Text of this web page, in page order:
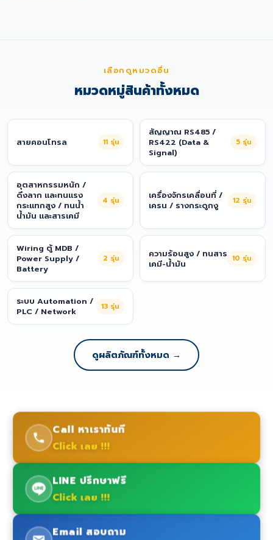
เลือกดูหมวดอื่น
หมวดหมู่สินค้าทั้งหมด
สายคอนโทรล 11 รุ่น
สัญญาณ RS485 /
RS422 (Data &
Signal)
5 รุ่น
อุตสาหกรรมหนัก /
ดึงลาก และทนแรง
กระแทกสูง / ทนน้ำ
น้ำมัน และสารเคมี
4 รุ่น
เครื่องจักรเคลื่อนที่ /
เครน / รางกระดูกงู
12 รุ่น
Wiring ตู้ MDB /
Power Supply /
Battery
2 รุ่น
ความร้อนสูง / ทนสาร
เคมี-น้ำมัน
10 รุ่น
ระบบ Automation /
PLC / Network
13 รุ่น
ดูผลิตภัณฑ์ทั้งหมด →
Call หาเราทันที
Click เลย !!!
LINE ปรึกษาฟรี
Click เลย !!!
Email สอบถาม